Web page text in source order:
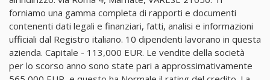
forniamo una gamma completa di rapporti e documenti
contenenti dati legali e finanziari, fatti, analisi e informazioni
ufficiali dal Registro italiano. 10 dipendenti lavorano in questa
azienda. Capitale - 113,000 EUR. Le vendite della società
per lo scorso anno sono state pari a approssimativamente